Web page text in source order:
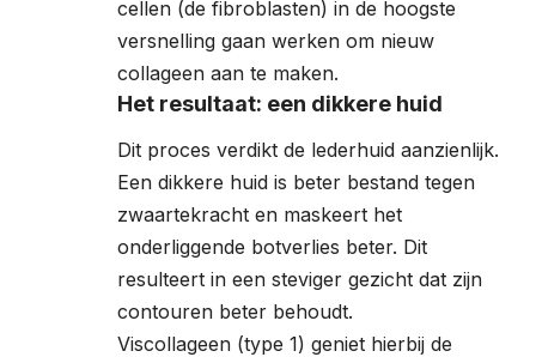
cellen (de fibroblasten) in de hoogste
versnelling gaan werken om nieuw
collageen aan te maken.
Het resultaat: een dikkere huid
Dit proces verdikt de lederhuid aanzienlijk.
Een dikkere huid is beter bestand tegen
zwaartekracht en maskeert het
onderliggende botverlies beter. Dit
resulteert in een steviger gezicht dat zijn
contouren beter behoudt.
Viscollageen (type 1) geniet hierbij de